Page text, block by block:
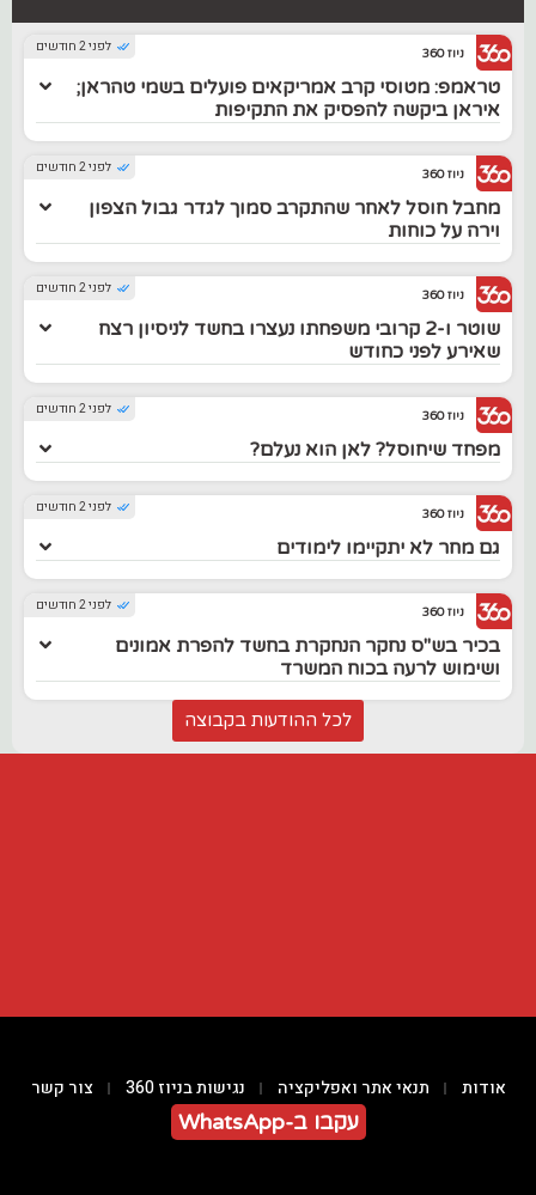
לפני 2 חודשים ניוז 360
טראמפ: מטוסי קרב אמריקאים פועלים בשמי טהראן;
איראן ביקשה להפסיק את התקיפות
לפני 2 חודשים ניוז 360
מחבל חוסל לאחר שהתקרב סמוך לגדר גבול הצפון
וירה על כוחות
לפני 2 חודשים ניוז 360
שוטר ו-2 קרובי משפחתו נעצרו בחשד לניסיון רצח
שאירע לפני כחודש
לפני 2 חודשים ניוז 360
מפחד שיחוסל? לאן הוא נעלם?
לפני 2 חודשים ניוז 360
גם מחר לא יתקיימו לימודים
לפני 2 חודשים ניוז 360
בכיר בש"ס נחקר הנחקרת בחשד להפרת אמונים
ושימוש לרעה בכוח המשרד
לכל ההודעות בקבוצה
אודות תנאי אתר ואפליקציה נגישות בניוז 360 צור קשר
עקבו ב-WhatsApp